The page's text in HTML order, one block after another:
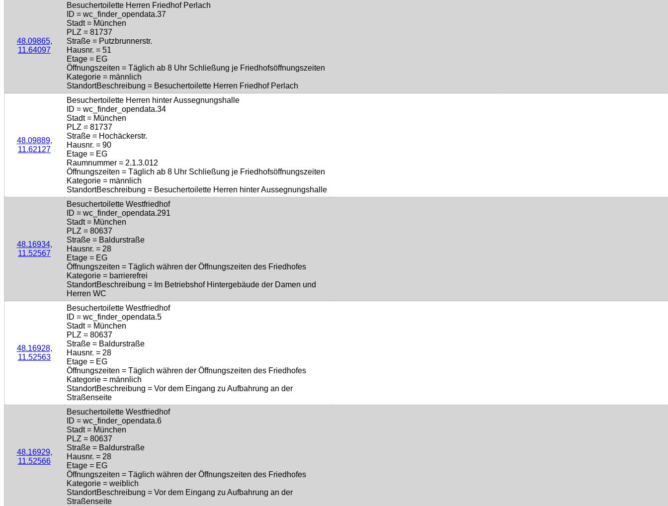
48.09865,
11.64097
Besuchertoilette Herren Friedhof Perlach
ID = wc_finder_opendata.37
Stadt = München
PLZ = 81737
Straße = Putzbrunnerstr.
Hausnr. = 51
Etage = EG
Öffnungszeiten = Täglich ab 8 Uhr Schließung je Friedhofsöffnungszeiten
Kategorie = männlich
StandortBeschreibung = Besuchertoilette Herren Friedhof Perlach
48.09889,
11.62127
Besuchertoilette Herren hinter Aussegnungshalle
ID = wc_finder_opendata.34
Stadt = München
PLZ = 81737
Straße = Hochäckerstr.
Hausnr. = 90
Etage = EG
Raumnummer = 2.1.3.012
Öffnungszeiten = Täglich ab 8 Uhr Schließung je Friedhofsöffnungszeiten
Kategorie = männlich
StandortBeschreibung = Besuchertoilette Herren hinter Aussegnungshalle
48.16934,
11.52567
Besuchertoilette Westfriedhof
ID = wc_finder_opendata.291
Stadt = München
PLZ = 80637
Straße = Baldurstraße
Hausnr. = 28
Etage = EG
Öffnungszeiten = Täglich währen der Öffnungszeiten des Friedhofes
Kategorie = barrierefrei
StandortBeschreibung = Im Betriebshof Hintergebäude der Damen und
Herren WC
48.16928,
11.52563
Besuchertoilette Westfriedhof
ID = wc_finder_opendata.5
Stadt = München
PLZ = 80637
Straße = Baldurstraße
Hausnr. = 28
Etage = EG
Öffnungszeiten = Täglich währen der Öffnungszeiten des Friedhofes
Kategorie = männlich
StandortBeschreibung = Vor dem Eingang zu Aufbahrung an der
Straßenseite
48.16929,
11.52566
Besuchertoilette Westfriedhof
ID = wc_finder_opendata.6
Stadt = München
PLZ = 80637
Straße = Baldurstraße
Hausnr. = 28
Etage = EG
Öffnungszeiten = Täglich währen der Öffnungszeiten des Friedhofes
Kategorie = weiblich
StandortBeschreibung = Vor dem Eingang zu Aufbahrung an der
Straßenseite